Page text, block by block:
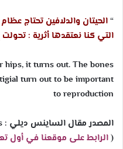
“الحيتان والدلافين تحتاج
التي كنا نعتقدها أثرية :
hips, it turns out. The bones
turn out to be important
to reproduction
المصدر مقال الساينس ديلي :
(الرابط على موقعنا في أول